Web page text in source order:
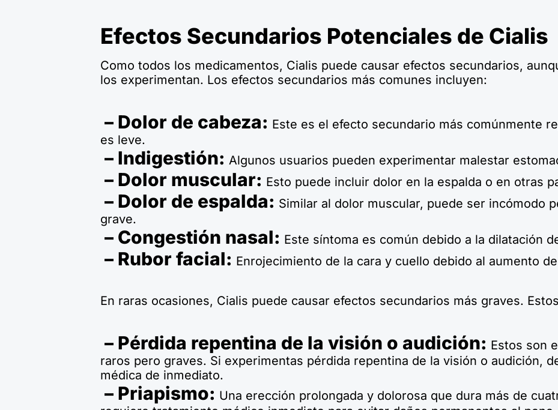
Efectos Secundarios Potenciales de Cialis
Como todos los medicamentos, Cialis puede causar efectos secundarios,
los experimentan. Los efectos secundarios más comunes incluyen:
– Dolor de cabeza: Este es el efecto secundario más comúnmente
es leve.
– Indigestión: Algunos usuarios pueden experimentar malestar
– Dolor muscular: Esto puede incluir dolor en la espalda o en otras
– Dolor de espalda: Similar al dolor muscular, puede ser incómodo
grave.
– Congestión nasal: Este síntoma es común debido a la dilatación
– Rubor facial: Enrojecimiento de la cara y cuello debido al aumento
En raras ocasiones, Cialis puede causar efectos secundarios más graves.
– Pérdida repentina de la visión o audición: Estos son
raros pero graves. Si experimentas pérdida repentina de la visión o audición,
médica de inmediato.
– Priapismo: Una erección prolongada y dolorosa que dura más de